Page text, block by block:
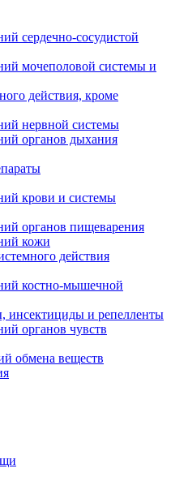
сердечно-сосудистой
мочеполовой системы и
действия, кроме
нервной системы
органов дыхания
крови и системы
органов пищеварения
кожи
действия
костно-мышечной
инсектициды и репелленты
органов чувств
обмена веществ